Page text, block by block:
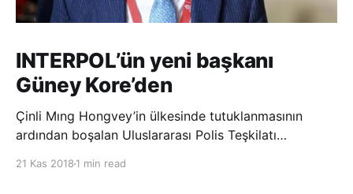
INTERPOL’ün yeni başkanı
Güney Kore’den
Çinli Mıng Hongvey’in ülkesinde tutuklanmasının
ardından boşalan Uluslararası Polis Teşkilatı
21 Kas 2018 1 min read